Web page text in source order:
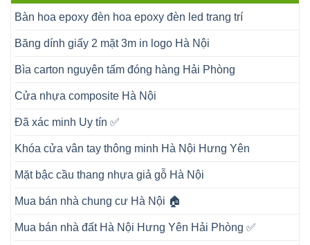
Bàn hoa epoxy đèn hoa epoxy đèn led trang trí
Băng dính giấy 2 mặt 3m in logo Hà Nội
Bìa carton nguyên tấm đóng hàng Hải Phòng
Cửa nhựa composite Hà Nội
Đã xác minh Uy tín ✅
Khóa cửa vân tay thông minh Hà Nội Hưng Yên
Mặt bậc cầu thang nhựa giả gỗ Hà Nội
Mua bán nhà chung cư Hà Nội 🏠
Mua bán nhà đất Hà Nội Hưng Yên Hải Phòng ✅